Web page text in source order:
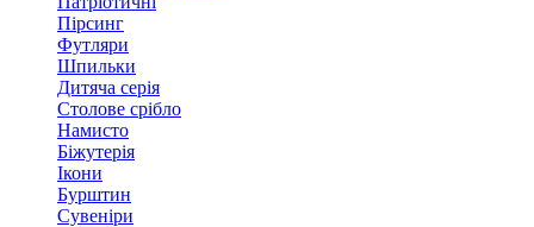
Пірсинг
Футляри
Шпильки
Дитяча серія
Столове срібло
Намисто
Біжутерія
Ікони
Бурштин
Сувеніри